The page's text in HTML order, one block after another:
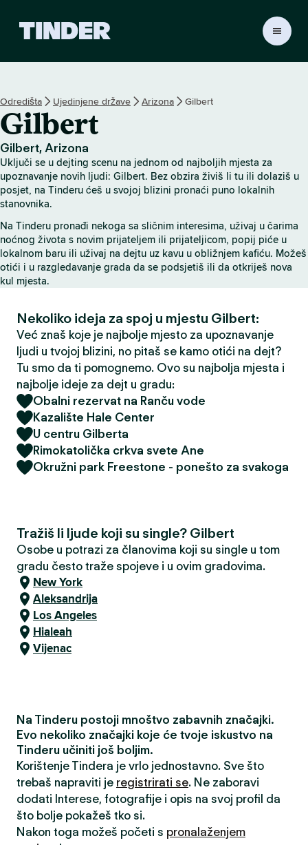
r
l
o
v
c
a
Odredišta Ujedinjene države Arizona Gilbert
Gilbert
Gilbert, Arizona
Uključi se u dejting scenu na jednom od najboljih mjesta za
upoznavanje novih ljudi: Gilbert. Bez obzira živiš li tu ili dolaziš u
posjet, na Tinderu ćeš u svojoj blizini pronaći puno lokalnih
stanovnika.
Na Tinderu pronađi nekoga sa sličnim interesima, uživaj u čarima
noćnog života s novim prijateljem ili prijateljicom, popij piće u
lokalnom baru ili uživaj na dejtu uz kavu u obližnjem kafiću. Možeš
otići i u razgledavanje grada da se podsjetiš ili da otkriješ nova
kul mjesta.
Nekoliko ideja za spoj u mjestu Gilbert:
Već znaš koje je najbolje mjesto za upoznavanje
ljudi u tvojoj blizini, no pitaš se kamo otići na dejt?
Tu smo da ti pomognemo. Ovo su najbolja mjesta i
najbolje ideje za dejt u gradu:
Obalni rezervat na Ranču vode
Kazalište Hale Center
U centru Gilberta
Rimokatolička crkva svete Ane
Okružni park Freestone - ponešto za svakoga
Tražiš li ljude koji su single? Gilbert
Osobe u potrazi za članovima koji su single u tom
gradu često traže spojeve i u ovim gradovima.
New York
Aleksandrija
Los Angeles
Hialeah
Vijenac
Na Tinderu postoji mnoštvo zabavnih značajki.
Evo nekoliko značajki koje će tvoje iskustvo na
Tinderu učiniti još boljim.
Korištenje Tindera je vrlo jednostavno. Sve što
trebaš napraviti je registrirati se. Ne zaboravi
dodati Interese, fotografije i opis na svoj profil da
što bolje pokažeš tko si.
Nakon toga možeš početi s pronalaženjem